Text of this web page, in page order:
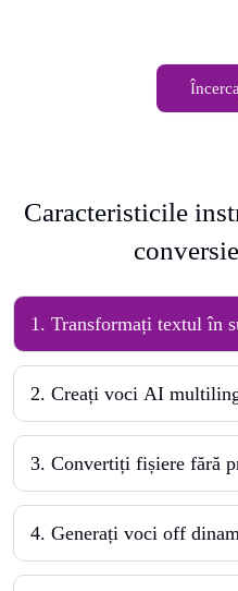
Caracteristicile
1. Transformați textul în
2. Creați voci AI
3. Convertiți fișiere fără
4. Generați voci off